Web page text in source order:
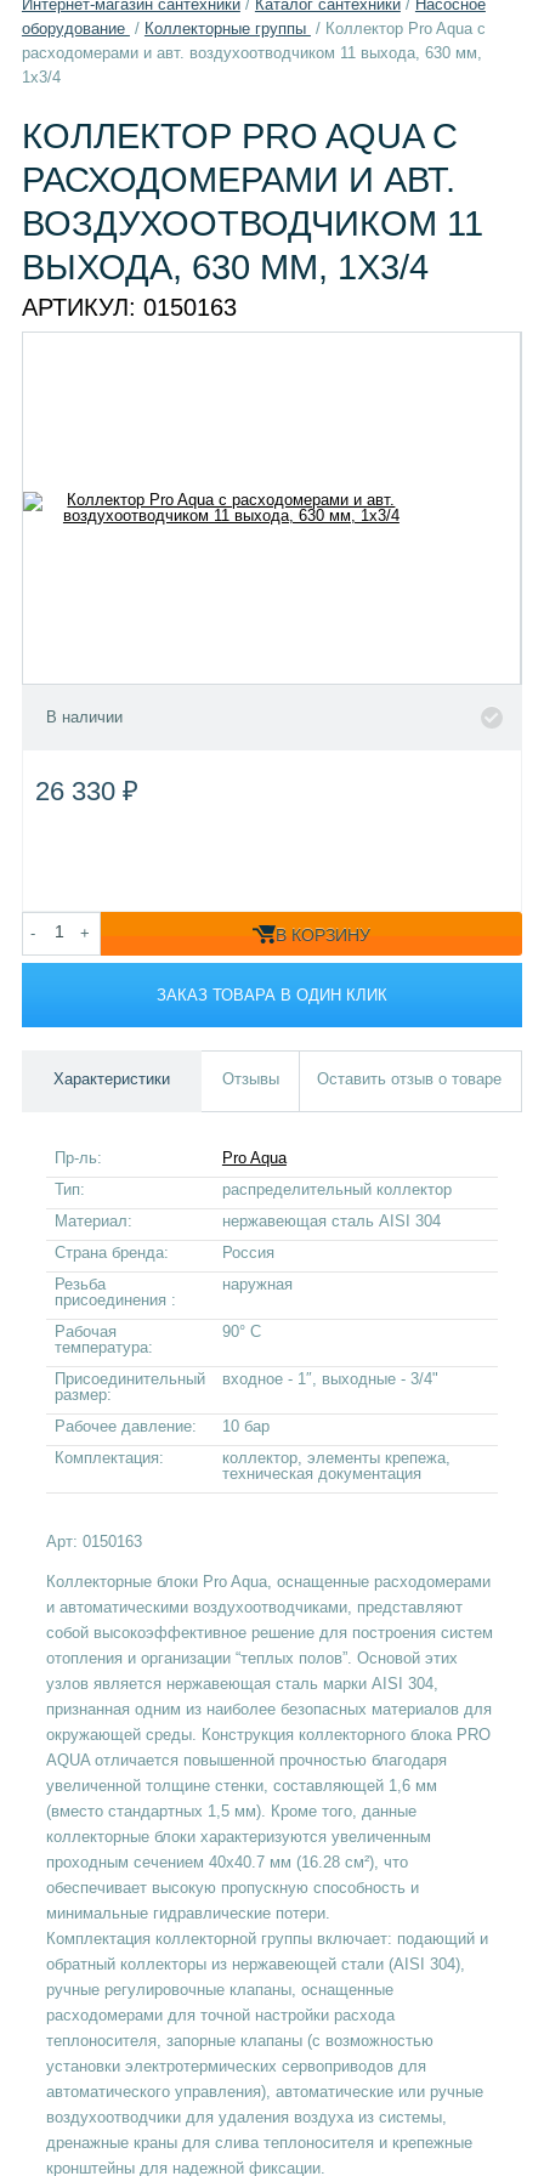
Интернет-магазин сантехники/ Каталог сантехники/ Насосное
оборудование / Коллекторные группы / Коллектор Pro Aqua с
расходомерами и авт. воздухоотводчиком 11 выхода, 630 мм,
1x3/4
КОЛЛЕКТОР PRO AQUA С
РАСХОДОМЕРАМИ И АВТ.
ВОЗДУХООТВОДЧИКОМ 11
ВЫХОДА, 630 ММ, 1X3/4
АРТИКУЛ: 0150163
В наличии
26 330 ₽
- + В КОРЗИНУ
ЗАКАЗ ТОВАРА В ОДИН КЛИК
Характеристики Отзывы Оставить отзыв о товаре
Пр-ль:
Pro Aqua
Тип:
распределительный коллектор
Материал:
нержавеющая сталь AISI 304
Страна бренда:
Россия
Резьба
присоединения :
наружная
Рабочая
температура:
90° С
Присоединительный
размер:
входное - 1″, выходные - 3/4"
Рабочее давление:
10 бар
Комплектация:
коллектор, элементы крепежа,
техническая документация
Арт: 0150163
Коллекторные блоки Pro Aqua, оснащенные расходомерами
и автоматическими воздухоотводчиками, представляют
собой высокоэффективное решение для построения систем
отопления и организации “теплых полов”. Основой этих
узлов является нержавеющая сталь марки AISI 304,
признанная одним из наиболее безопасных материалов для
окружающей среды. Конструкция коллекторного блока PRO
AQUA отличается повышенной прочностью благодаря
увеличенной толщине стенки, составляющей 1,6 мм
(вместо стандартных 1,5 мм). Кроме того, данные
коллекторные блоки характеризуются увеличенным
проходным сечением 40x40.7 мм (16.28 см²), что
обеспечивает высокую пропускную способность и
минимальные гидравлические потери.
Комплектация коллекторной группы включает: подающий и
обратный коллекторы из нержавеющей стали (AISI 304),
ручные регулировочные клапаны, оснащенные
расходомерами для точной настройки расхода
теплоносителя, запорные клапаны (с возможностью
установки электротермических сервоприводов для
автоматического управления), автоматические или ручные
воздухоотводчики для удаления воздуха из системы,
дренажные краны для слива теплоносителя и крепежные
кронштейны для надежной фиксации.